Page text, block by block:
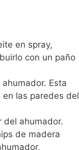
en spray,
con un paño
Esta
las paredes del
del ahumador.
de madera